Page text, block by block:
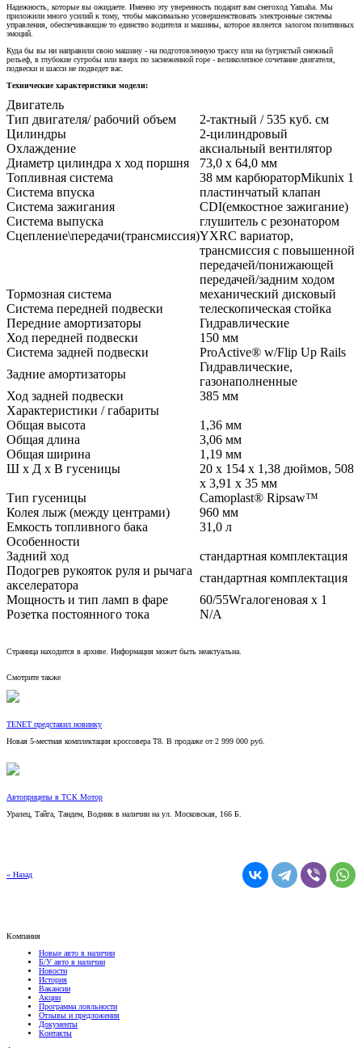
приложили много усилий к тому, чтобы максимально усовершенствовать электронные системы
управления, обеспечивающие то единство водителя и машины, которое является залогом позитивных
эмоций.
Куда бы вы ни направили свою машину - на подготовленную трассу или на бугристый снежный
рельеф, в глубокие сугробы или вверх по заснеженной горе - великолепное сочетание двигателя,
подвески и шасси не подведет вас.
Технические характеристики модели:
Двигатель
Тип двигателя/ рабочий объем
Цилиндры
2-цилиндровый
Охлаждение
аксиальный вентилятор
Диаметр цилиндра х ход поршня
73,0 х 64,0 мм
Топливная система
38 мм карбюраторMikuniх 1
Система впуска
пластинчатый клапан
Система зажигания
CDI(емкостное зажигание)
Система выпуска
глушитель с резонатором
Сцепление\передачи(трансмиссия) YXRC вариатор,
трансмиссия с повышенной
передачей/понижающей
передачей/задним ходом
механический дисковый
Система передней подвески
телескопическая стойка
Передние амортизаторы
Гидравлические
Ход передней подвески
150 мм
Система задней подвески
ProActive® w/Flip Up Rails
Задние амортизаторы
Гидравлические,
газонаполненные
Ход задней подвески
385 мм
Характеристики / габариты
Общая высота
Общая длина
3,06 мм
Общая ширина
1,19 мм
Ш х Д х В гусеницы
20 х 154 х 1,38 дюймов, 508
х 3,91 х 35 мм
Camoplast® Ripsaw™
Колея лыж (между центрами)
960 мм
Емкость топливного бака
31,0 л
Особенности
Задний ход
Подогрев рукояток руля и рычага
акселератора
стандартная комплектация
Мощность и тип ламп в фаре
60/55Wгалогеновая х 1
Розетка постоянного тока
N/A
Новая 5-местная комплектация кроссовера T8. В продаже от 2 999 000 руб.
Уралец, Тайга, Тандем, Водник в наличии на ул. Московская, 166 Б.
Новые авто в наличии
Б/У авто в наличии
Новости
История
Вакансии
Акции
Программа лояльности
Отзывы и предложения
Документы
Контакты
Автосалоны